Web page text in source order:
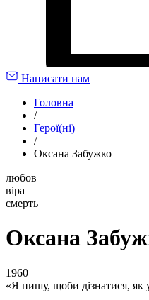
Написати нам
Головна
/
Герої(ні)
/
Оксана Забужко
любов
віра
смерть
Оксана
1960
Я пишу, щоби дізнатися, як